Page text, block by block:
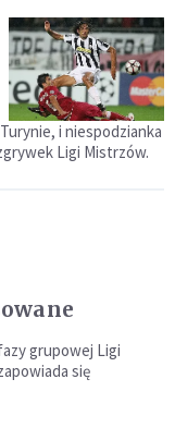
i niespodzianka
Ligi Mistrzów.
grupowej Ligi
się